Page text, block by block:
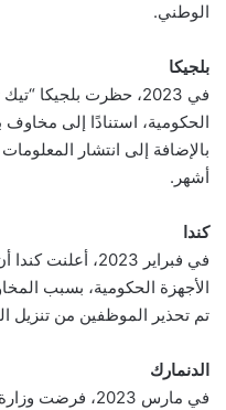
الوطني.
بلجيكا
في 2023، حظرت
الحكومية، استنادًا إلى
بالإضافة إلى انتشار
أشهر.
كندا
في فبراير 2023،
الأجهزة الحكومية، بسبب
تم تحذير الموظفين من تنزيل
الدنمارك
في مارس 2023،